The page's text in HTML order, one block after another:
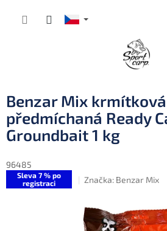
Benzar Mix
předmíchaná Ready
Groundbait 1 kg
96485
Sleva 7 % po
registraci
Značka: Benzar Mix